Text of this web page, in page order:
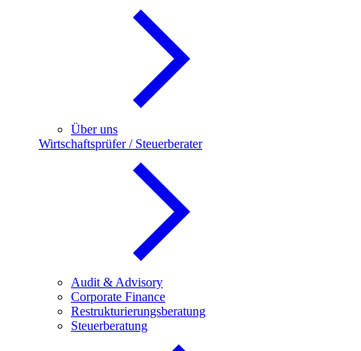
Über uns
Wirtschaftsprüfer / Steuerberater
Audit & Advisory
Corporate Finance
Restrukturierungsberatung
Steuerberatung